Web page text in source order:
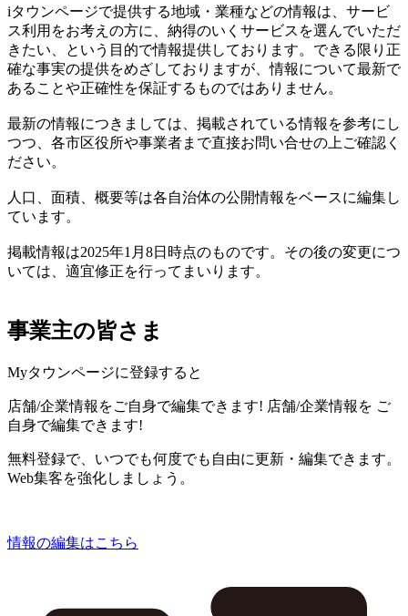
iタウンページで提供する地域・業種などの情報は、サービ
ス利用をお考えの方に、納得のいくサービスを選んでいただ
きたい、という目的で情報提供しております。できる限り正
確な事実の提供をめざしておりますが、情報について最新で
あることや正確性を保証するものではありません。
最新の情報につきましては、掲載されている情報を参考にし
つつ、各市区役所や事業者まで直接お問い合せの上ご確認く
ださい。
人口、面積、概要等は各自治体の公開情報をベースに編集し
ています。
掲載情報は2025年1月8日時点のものです。その後の変更につ
いては、適宜修正を行ってまいります。
事業主の皆さま
Myタウンページに登録すると
店舗/企業情報をご自身で編集できます! 店舗/企業情報を ご
自身で編集できます!
無料登録で、いつでも何度でも自由に更新・編集できます。
Web集客を強化しましょう。
情報の編集はこちら